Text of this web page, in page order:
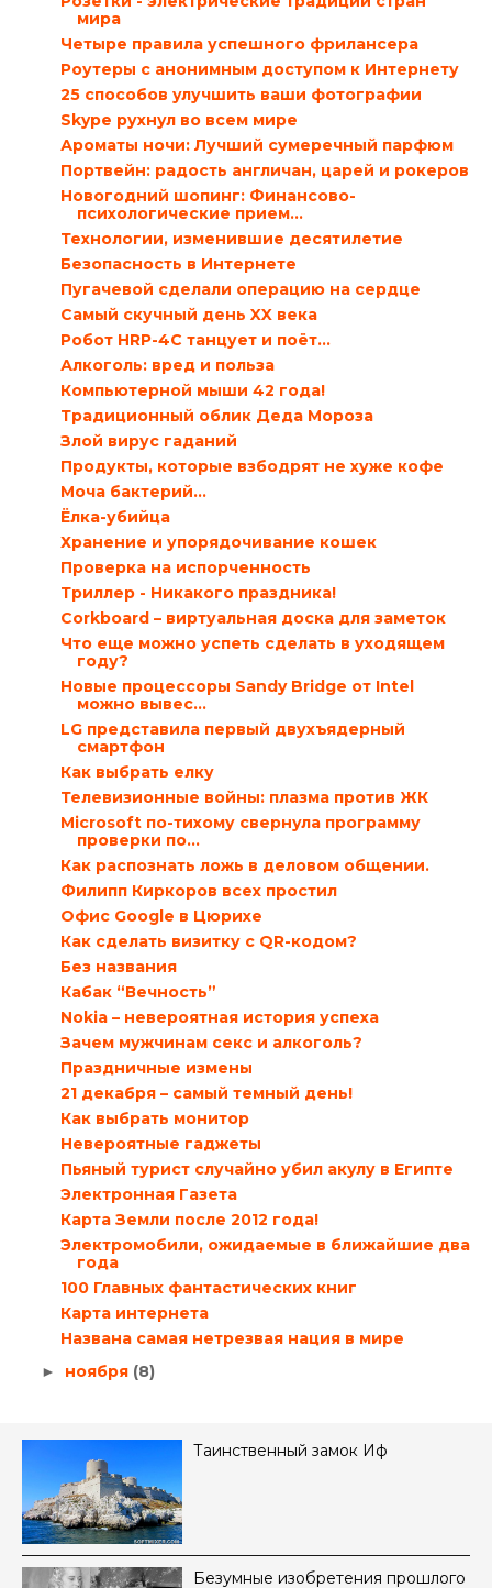
мира
Четыре правила успешного фрилансера
Роутеры с анонимным доступом к Интернету
25 способов улучшить ваши фотографии
Skype рухнул во всем мире
Ароматы ночи: Лучший сумеречный парфюм
Портвейн: радость англичан, царей и рокеров
Новогодний шопинг: Финансово-
психологические прием...
Технологии, изменившие десятилетие
Безопасность в Интернете
Пугачевой сделали операцию на сердце
Самый скучный день XX века
Робот HRP-4C танцует и поёт…
Алкоголь: вред и польза
Компьютерной мыши 42 года!
Традиционный облик Деда Мороза
Злой вирус гаданий
Продукты, которые взбодрят не хуже кофе
Моча бактерий…
Ёлка-убийца
Хранение и упорядочивание кошек
Проверка на испорченность
Триллер - Никакого праздника!
Corkboard – виртуальная доска для заметок
Что еще можно успеть сделать в уходящем
году?
Новые процессоры Sandy Bridge от Intel
можно вывес...
LG представила первый двухъядерный
смартфон
Как выбрать елку
Телевизионные войны: плазма против ЖК
Microsoft по-тихому свернула программу
проверки по...
Как распознать ложь в деловом общении.
Филипп Киркоров всех простил
Офис Google в Цюрихе
Как сделать визитку с QR-кодом?
Без названия
Кабак “Вечность”
Nokia – невероятная история успеха
Зачем мужчинам секс и алкоголь?
Праздничные измены
21 декабря – самый темный день!
Как выбрать монитор
Невероятные гаджеты
Пьяный турист случайно убил акулу в Египте
Электронная Газета
Карта Земли после 2012 года!
Электромобили, ожидаемые в ближайшие два
года
100 Главных фантастических книг
Карта интернета
Названа самая нетрезвая нация в мире
► ноября (8)
Таинственный замок Иф
Безумные изобретения прошлого